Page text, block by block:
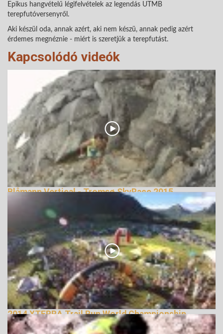
Epikus hangvételű légifelvételek az legendás UTMB
terepfutóversenyről.
Aki készül oda, annak azért, aki nem készü, annak pedig azért
érdemes megnéznie - miért is szeretjük a terepfutást.
Kapcsolódó videók
Blåmann Vertical - Tromsø SkyRace 2015
terepfutás
144185 Nézetek
2014 XTERRA Trail Run World Championship
147735 Nézetek